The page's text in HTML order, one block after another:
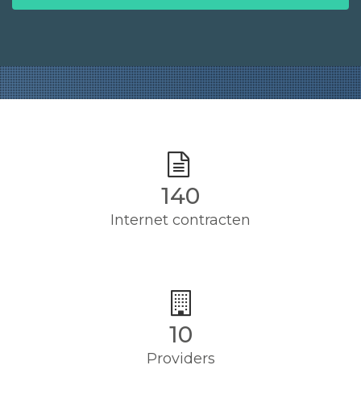
140
Internet contracten
10
Providers